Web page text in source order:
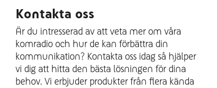
Kontakta oss
Är du intresserad av att veta mer om våra
komradio och hur de kan förbättra din
kommunikation? Kontakta oss idag så hjälper
vi dig att hitta den bästa lösningen för dina
behov. Vi erbjuder produkter från flera kända